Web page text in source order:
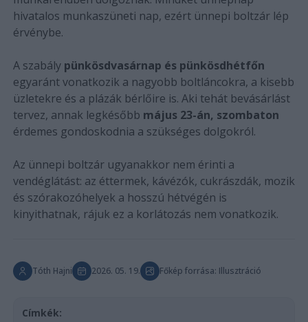
hivatalos munkaszüneti nap, ezért ünnepi boltzár lép
érvénybe.
A szabály pünkösdvasárnap és pünkösdhétfőn
egyaránt vonatkozik a nagyobb boltláncokra, a kisebb
üzletekre és a plázák bérlőire is. Aki tehát bevásárlást
tervez, annak legkésőbb május 23-án, szombaton
érdemes gondoskodnia a szükséges dolgokról.
Az ünnepi boltzár ugyanakkor nem érinti a
vendéglátást: az éttermek, kávézók, cukrászdák, mozik
és szórakozóhelyek a hosszú hétvégén is
kinyithatnak, rájuk ez a korlátozás nem vonatkozik.
Tóth Hajni 2026. 05. 19. Főkép forrása: Illusztráció
Címkék: